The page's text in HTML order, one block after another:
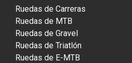
Ruedas de Carreras
Ruedas de MTB
Ruedas de Gravel
Ruedas de Triatlón
Ruedas de E-MTB